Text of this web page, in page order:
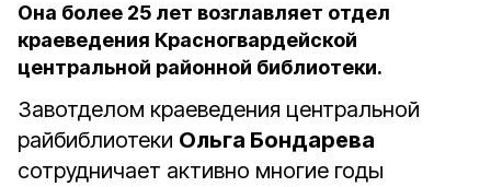
Она более 25 лет возглавляет отдел
краеведения Красногвардейской
центральной районной библиотеки.
Завотделом краеведения центральной
райбиблиотеки Ольга Бондарева
сотрудничает активно многие годы